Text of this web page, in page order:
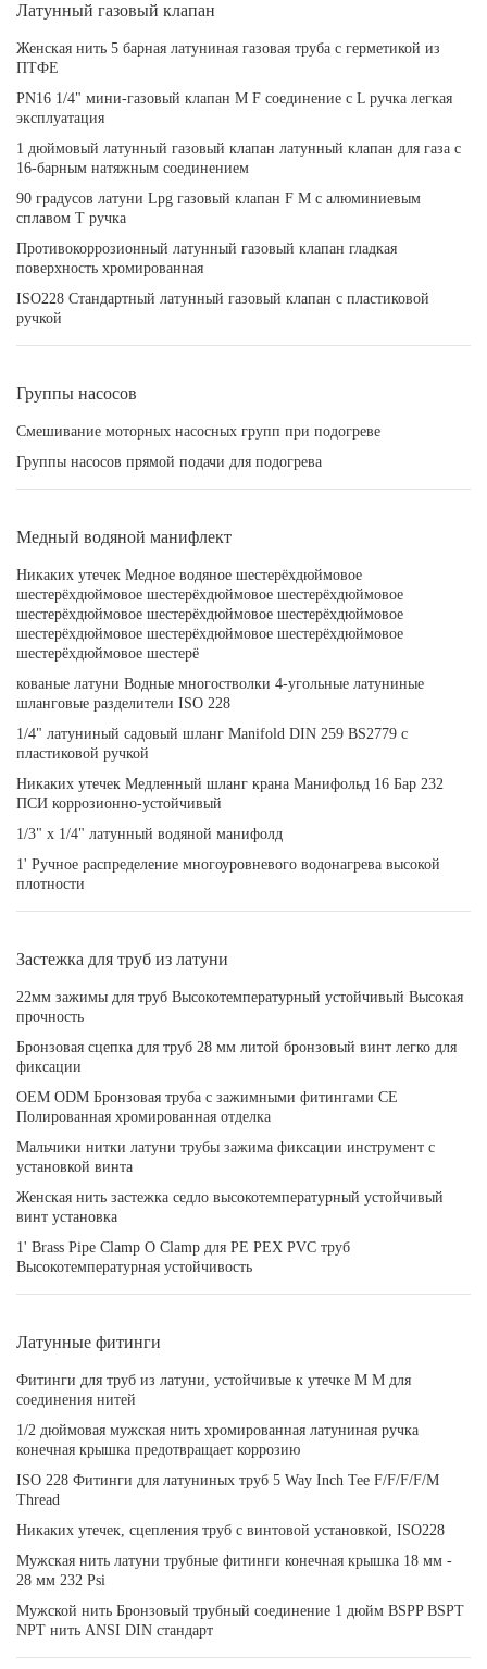
Латунный газовый клапан
Женская нить 5 барная латуниная газовая труба с герметикой из
ПТФЕ
PN16 1/4" мини-газовый клапан M F соединение с L ручка легкая
эксплуатация
1 дюймовый латунный газовый клапан латунный клапан для газа с
16-барным натяжным соединением
90 градусов латуни Lpg газовый клапан F M с алюминиевым
сплавом T ручка
Противокоррозионный латунный газовый клапан гладкая
поверхность хромированная
ISO228 Стандартный латунный газовый клапан с пластиковой
ручкой
Группы насосов
Смешивание моторных насосных групп при подогреве
Группы насосов прямой подачи для подогрева
Медный водяной манифлект
Никаких утечек Медное водяное шестерёхдюймовое
шестерёхдюймовое шестерёхдюймовое шестерёхдюймовое
шестерёхдюймовое шестерёхдюймовое шестерёхдюймовое
шестерёхдюймовое шестерёхдюймовое шестерёхдюймовое
шестерёхдюймовое шестерё
кованые латуни Водные многостволки 4-угольные латуниные
шланговые разделители ISO 228
1/4" латуниный садовый шланг Manifold DIN 259 BS2779 с
пластиковой ручкой
Никаких утечек Медленный шланг крана Манифольд 16 Бар 232
ПСИ коррозионно-устойчивый
1/3" x 1/4" латунный водяной манифолд
1' Ручное распределение многоуровневого водонагрева высокой
плотности
Застежка для труб из латуни
22мм зажимы для труб Высокотемпературный устойчивый Высокая
прочность
Бронзовая сцепка для труб 28 мм литой бронзовый винт легко для
фиксации
OEM ODM Бронзовая труба с зажимными фитингами CE
Полированная хромированная отделка
Мальчики нитки латуни трубы зажима фиксации инструмент с
установкой винта
Женская нить застежка седло высокотемпературный устойчивый
винт установка
1' Brass Pipe Clamp O Clamp для PE PEX PVC труб
Высокотемпературная устойчивость
Латунные фитинги
Фитинги для труб из латуни, устойчивые к утечке M M для
соединения нитей
1/2 дюймовая мужская нить хромированная латуниная ручка
конечная крышка предотвращает коррозию
ISO 228 Фитинги для латуниных труб 5 Way Inch Tee F/F/F/F/M
Thread
Никаких утечек, сцепления труб с винтовой установкой, ISO228
Мужская нить латуни трубные фитинги конечная крышка 18 мм -
28 мм 232 Psi
Мужской нить Бронзовый трубный соединение 1 дюйм BSPP BSPT
NPT нить ANSI DIN стандарт